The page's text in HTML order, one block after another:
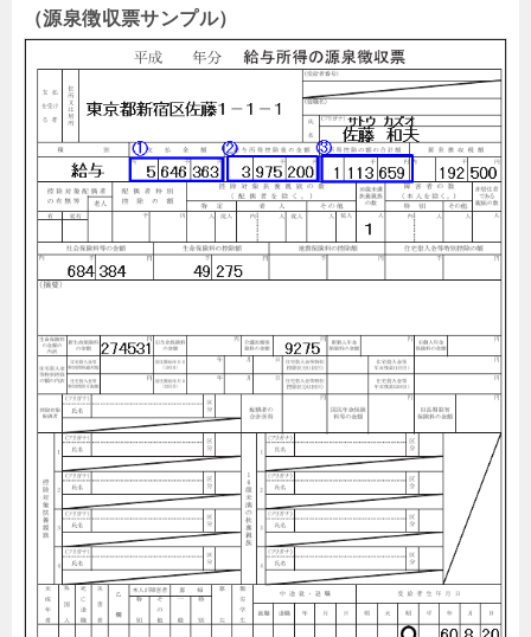
（源泉徴収票サンプル）